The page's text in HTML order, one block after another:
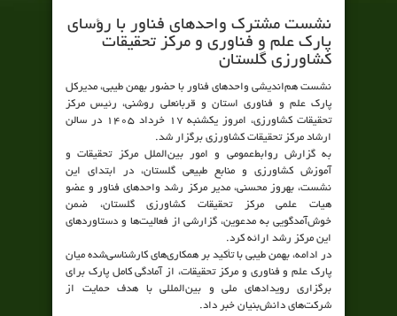
نشست مشترک واحدهای فناور با رؤسای
پارک علم و فناوری و مرکز تحقیقات
کشاورزی گلستان
نشست هم‌اندیشی واحدهای فناور با حضور بهمن طیبی، مدیرکل
پارک علم و فناوری استان و قربانعلی روشنی، رئیس مرکز
تحقیقات کشاورزی، امروز یکشنبه ۱۷ خرداد ۱۴۰۵ در سالن
ارشاد مرکز تحقیقات کشاورزی برگزار شد.
به گزارش روابط‌عمومی و امور بین‌الملل مرکز تحقیقات و
آموزش کشاورزی و منابع طبیعی گلستان، در ابتدای این
نشست، بهروز محسنی، مدیر مرکز رشد واحدهای فناور و عضو
هیات علمی مرکز تحقیقات کشاورزی گلستان، ضمن
خوش‌آمدگویی به مدعوین، گزارشی از فعالیت‌ها و دستاوردهای
این مرکز رشد ارائه کرد.
در ادامه، بهمن طیبی با تأکید بر همکاری‌های کارشناسی‌شده میان
پارک علم و فناوری و مرکز تحقیقات، از آمادگی کامل پارک برای
برگزاری رویدادهای ملی و بین‌المللی با هدف حمایت از
شرکت‌های دانش‌بنیان خبر داد.